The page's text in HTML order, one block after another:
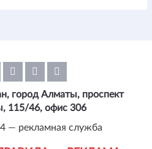
город Алматы, проспект
115/46, офис 306
— рекламная служба